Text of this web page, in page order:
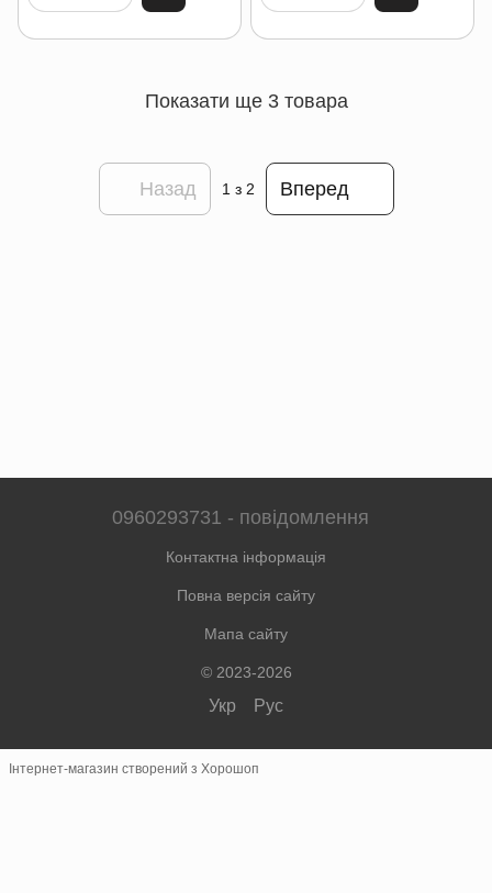
Показати ще 3 товара
Назад 1з 2 Вперед
0960293731 - повідомлення
Контактна інформація
Повна версія сайту
Мапа сайту
© 2023-2026
Укр Рус
Інтернет-магазин створений з Хорошоп